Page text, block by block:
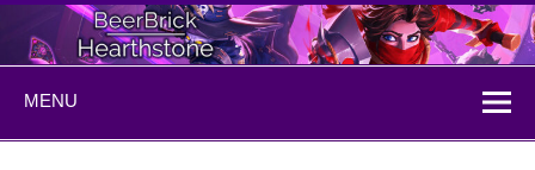
Skip
content
BeerBrick
Hearthstone
MENU